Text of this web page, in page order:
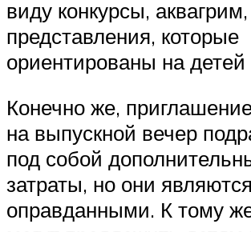
виду конкурсы,
представления, которые
ориентированы на
Конечно же,
на выпускной вечер
под собой
затраты, но они являются
оправданными. К тому